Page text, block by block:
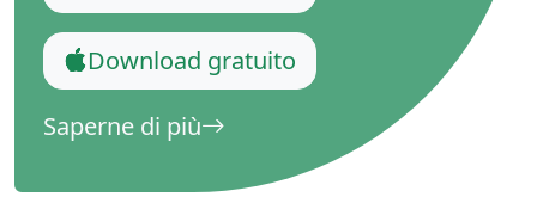
Download gratuito
Saperne di più